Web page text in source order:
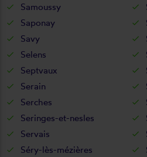
Samoussy
Saponay
Savy
Selens
Septvaux
Serain
Serches
Seringes-et-nesles
Servais
Séry-lès-mézières